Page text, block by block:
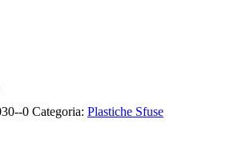
0 Categoria: Plastiche Sfuse